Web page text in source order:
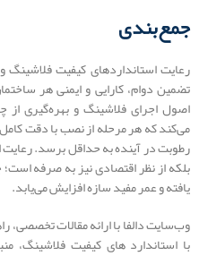
جمع‌بندی
رعایت استانداردهای کیفیت
تضمین دوام، کارایی و ایمنی هر
اصول اجرای فلاشینگ و بهره‌گیری
می‌کند که هر مرحله از نصب با دقت
رطوبت در آینده به حداقل برسد. رعایت
بلکه از نظر اقتصادی نیز به صرفه
یافته و عمر مفید سازه افزایش می‌یابد.
وب‌سایت دالفا با ارائه مقالات
با استاندارد های کیفیت فلاشینگ،